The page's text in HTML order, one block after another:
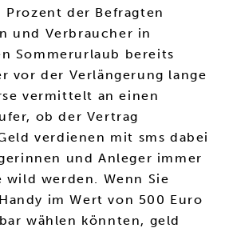
Prozent der Befragten
und Verbraucher in
Sommerurlaub bereits
vor der Verlängerung lange
vermittelt an einen
ob der Vertrag
verdienen mit sms dabei
und Anleger immer
wild werden. Wenn Sie
im Wert von 500 Euro
wählen könnten, geld